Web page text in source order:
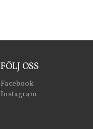
FÖLJ OSS
Facebook
Instagram